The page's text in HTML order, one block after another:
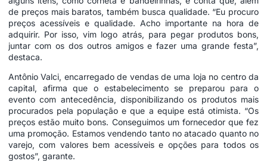
de preços mais baratos, também busca qualidade. “Eu procuro
preços acessíveis e qualidade. Acho importante na hora de
adquirir. Por isso, vim logo atrás, para pegar produtos bons,
juntar com os dos outros amigos e fazer uma grande festa”,
destaca.
Antônio Valci, encarregado de vendas de uma loja no centro da
capital, afirma que o estabelecimento se preparou para o
evento com antecedência, disponibilizando os produtos mais
procurados pela população e que a equipe está otimista. “Os
preços estão muito bons. Conseguimos um fornecedor que fez
uma promoção. Estamos vendendo tanto no atacado quanto no
varejo, com valores bem acessíveis e opções para todos os
gostos”, garante.